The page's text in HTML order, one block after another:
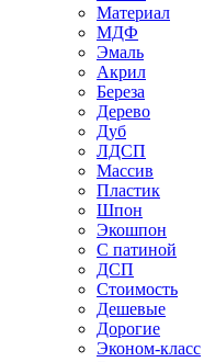
Материал
МДФ
Эмаль
Акрил
Береза
Дерево
Дуб
ЛДСП
Массив
Пластик
Шпон
Экошпон
С патиной
ДСП
Стоимость
Дешевые
Дорогие
Эконом-класс